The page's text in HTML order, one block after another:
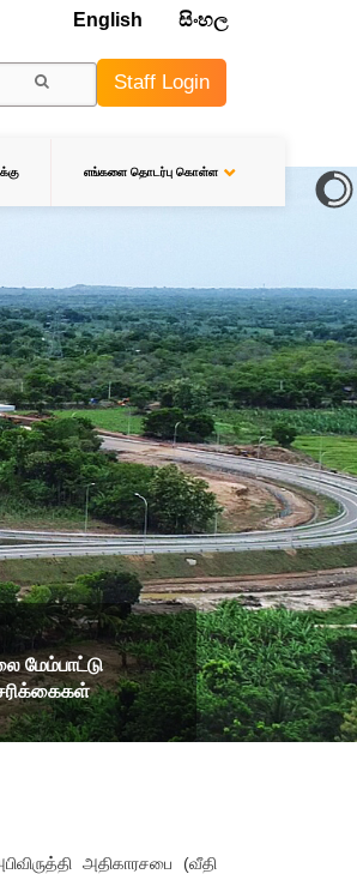
English සිංහල
Staff Login
எங்களை தொடர்பு கொள்ள
மேம்பாட்டு
அதிகாரசபை (வீதி